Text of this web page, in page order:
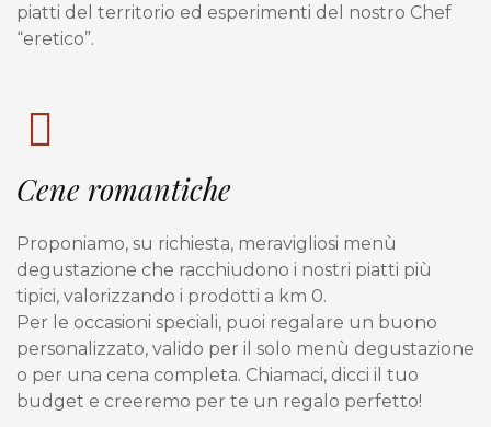
piatti del territorio ed esperimenti del nostro Chef
“eretico”.
Cene romantiche
Proponiamo, su richiesta, meravigliosi menù
degustazione che racchiudono i nostri piatti più
tipici, valorizzando i prodotti a km 0.
Per le occasioni speciali, puoi regalare un buono
personalizzato, valido per il solo menù degustazione
o per una cena completa. Chiamaci, dicci il tuo
budget e creeremo per te un regalo perfetto!